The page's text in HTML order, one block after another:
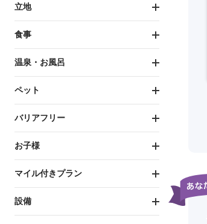
立地
食事
温泉・お風呂
ペット
バリアフリー
お子様
マイル付きプラン
設備